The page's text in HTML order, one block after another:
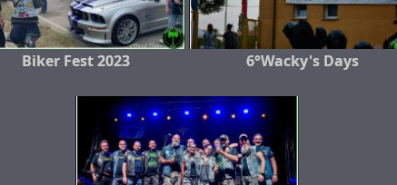
Biker Fest 2023 6°Wacky's Days